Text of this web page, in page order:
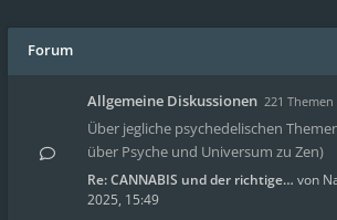
Forum
Allgemeine Diskussionen 221
Über jegliche psychedelischen
über Psyche und Universum zu Zen)
Re: CANNABIS und der richtige… von
2025, 15:49